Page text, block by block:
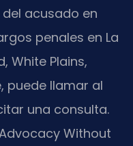
acusado en
penales en La
White Plains,
puede llamar al
una consulta.
Advocacy Without